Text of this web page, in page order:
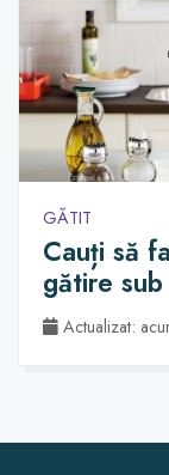
GĂTIT
Cauți să
gătire
Actualizat: